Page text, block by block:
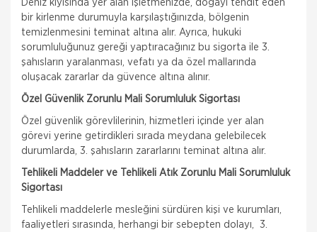
Deniz kıyısında yer alan işletmenizde, doğayı tehdit eden
bir kirlenme durumuyla karşılaştığınızda, bölgenin
temizlenmesini teminat altına alır. Ayrıca, hukuki
sorumluluğunuz gereği yaptıracağınız bu sigorta ile 3.
şahısların yaralanması, vefatı ya da özel mallarında
oluşacak zararlar da güvence altına alınır.
Özel Güvenlik Zorunlu Mali Sorumluluk Sigortası
Özel güvenlik görevlilerinin, hizmetleri içinde yer alan
görevi yerine getirdikleri sırada meydana gelebilecek
durumlarda, 3. şahısların zararlarını teminat altına alır.
Tehlikeli Maddeler ve Tehlikeli Atık Zorunlu Mali Sorumluluk
Sigortası
Tehlikeli maddelerle mesleğini sürdüren kişi ve kurumları,
faaliyetleri sırasında, herhangi bir sebepten dolayı, 3.